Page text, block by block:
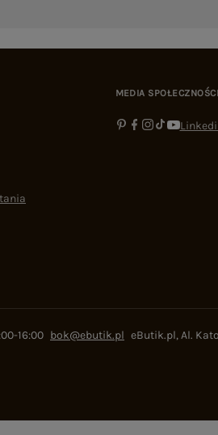
MEDIA
16:00 bok@ebutik.pl eButik.pl,Al.